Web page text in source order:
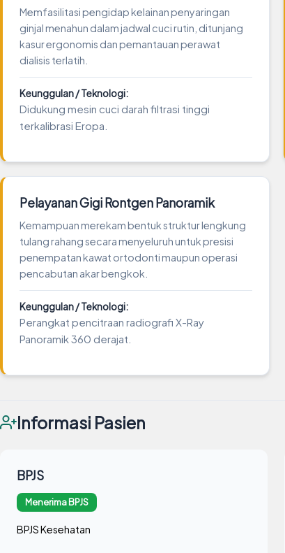
Memfasilitasi pengidap kelainan penyaringan
ginjal menahun dalam jadwal cuci rutin, ditunjang
kasur ergonomis dan pemantauan perawat
dialisis terlatih.
Keunggulan / Teknologi:
Didukung mesin cuci darah filtrasi tinggi
terkalibrasi Eropa.
Pelayanan Gigi Rontgen Panoramik
Kemampuan merekam bentuk struktur lengkung
tulang rahang secara menyeluruh untuk presisi
penempatan kawat ortodonti maupun operasi
pencabutan akar bengkok.
Keunggulan / Teknologi:
Perangkat pencitraan radiografi X-Ray
Panoramik 360 derajat.
Informasi Pasien
BPJS
Menerima BPJS
BPJS Kesehatan